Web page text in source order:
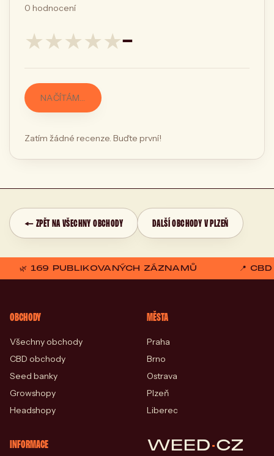
0 hodnocení
★★★★★—
NAČÍTÁM…
Zatím žádné recenze. Buďte první!
← ZPĚT NA VŠECHNY OBCHODY DALŠÍ OBCHODY V PLZEŇ
🌿 169 PUBLIKOVANÝCH ZÁZNAMŮ 📍
OBCHODY
Všechny obchody
CBD obchody
Seed banky
Growshopy
Headshopy
MĚSTA
Praha
Brno
Ostrava
Plzeň
Liberec
INFORMACE WEED·CZ